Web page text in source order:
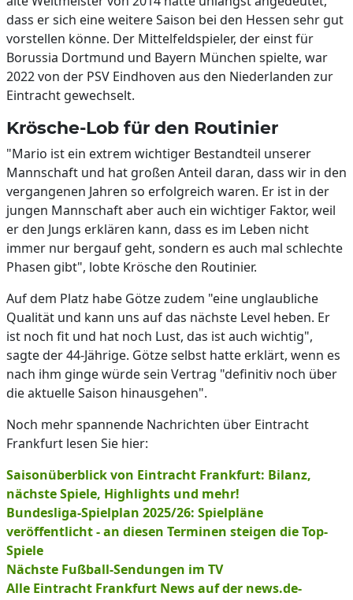
dass er sich eine weitere Saison bei den Hessen sehr gut
vorstellen könne. Der Mittelfeldspieler, der einst für
Borussia Dortmund und Bayern München spielte, war
2022 von der PSV Eindhoven aus den Niederlanden zur
Eintracht gewechselt.
Krösche-Lob für den Routinier
"Mario ist ein extrem wichtiger Bestandteil unserer
Mannschaft und hat großen Anteil daran, dass wir in den
vergangenen Jahren so erfolgreich waren. Er ist in der
jungen Mannschaft aber auch ein wichtiger Faktor, weil
er den Jungs erklären kann, dass es im Leben nicht
immer nur bergauf geht, sondern es auch mal schlechte
Phasen gibt", lobte Krösche den Routinier.
Auf dem Platz habe Götze zudem "eine unglaubliche
Qualität und kann uns auf das nächste Level heben. Er
ist noch fit und hat noch Lust, das ist auch wichtig",
sagte der 44-Jährige. Götze selbst hatte erklärt, wenn es
nach ihm ginge würde sein Vertrag "definitiv noch über
die aktuelle Saison hinausgehen".
Noch mehr spannende Nachrichten über Eintracht
Frankfurt lesen Sie hier:
Saisonüberblick von Eintracht Frankfurt: Bilanz,
nächste Spiele, Highlights und mehr!
Bundesliga-Spielplan 2025/26: Spielpläne
veröffentlicht - an diesen Terminen steigen die Top-
Spiele
Nächste Fußball-Sendungen im TV
Alle Eintracht Frankfurt News auf der news.de-